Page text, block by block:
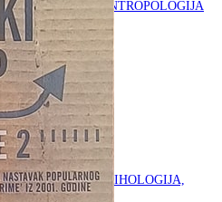
SOCIOLOGIJA, ANTROPOLOGIJA
FILM
I ZDRAVLJE
POPULARNA PSIHOLOGIJA,